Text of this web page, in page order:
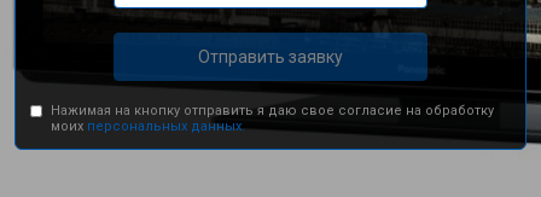
Отправить заявку
Нажимая на кнопку отправить я даю свое согласие на обработку
моих персональных данных.